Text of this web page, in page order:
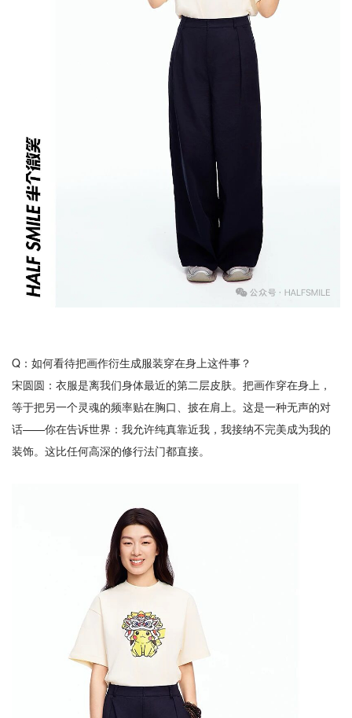
Q：如何看待把画作衍生成服装穿在身上这件事？
宋圆圆：衣服是离我们身体最近的第二层皮肤。把画作穿在身上，
等于把另一个灵魂的频率贴在胸口、披在肩上。这是一种无声的对
话——你在告诉世界：我允许纯真靠近我，我接纳不完美成为我的
装饰。这比任何高深的修行法门都直接。